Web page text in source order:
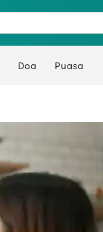
Doa Puasa